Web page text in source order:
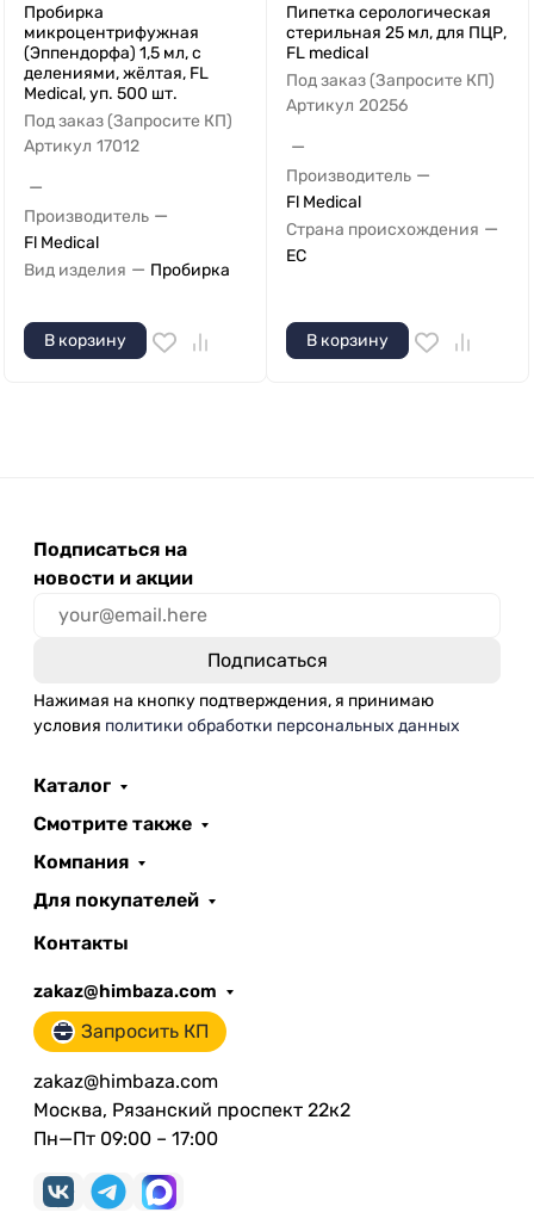
Пробирка
микроцентрифужная
(Эппендорфа) 1,5 мл, с
делениями, жёлтая, FL
Medical, уп. 500 шт.
Под заказ (Запросите КП)
Артикул 17012
—
Производитель —
Fl Medical
Вид изделия — Пробирка
В корзину
Пипетка серологическая
стерильная 25 мл, для ПЦР,
FL medical
Под заказ (Запросите КП)
Артикул 20256
—
Производитель —
Fl Medical
Страна происхождения —
ЕС
В корзину
Подписаться на
новости и акции
Нажимая на кнопку подтверждения, я принимаю
условия политики обработки персональных данных
Каталог
Смотрите также
Компания
Для покупателей
Контакты
zakaz@himbaza.com
Запросить КП
zakaz@himbaza.com
Москва, Рязанский проспект 22к2
Пн—Пт 09:00 – 17:00